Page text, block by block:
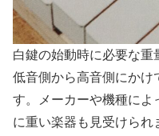
白鍵の始動時に必要な重
低音側から高音側にかけ
す。メーカーや機種によ
に重い楽器も見受けら